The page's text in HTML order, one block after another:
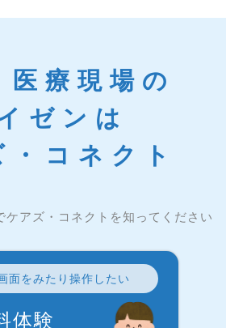
医療現場の
ゼンは
・コネクト
ケアズ・コネクトを知ってください
面をみたり操作したい
体験